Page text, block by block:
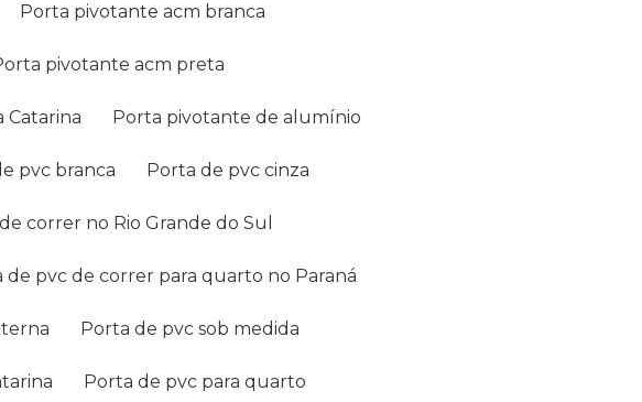
Porta pivotante acm branca
Porta pivotante acm preta
Catarina Porta pivotante de alumínio
pvc branca Porta de pvc cinza
correr no Rio Grande do Sul
de pvc de correr para quarto no Paraná
Porta de pvc sob medida
Porta de pvc para quarto